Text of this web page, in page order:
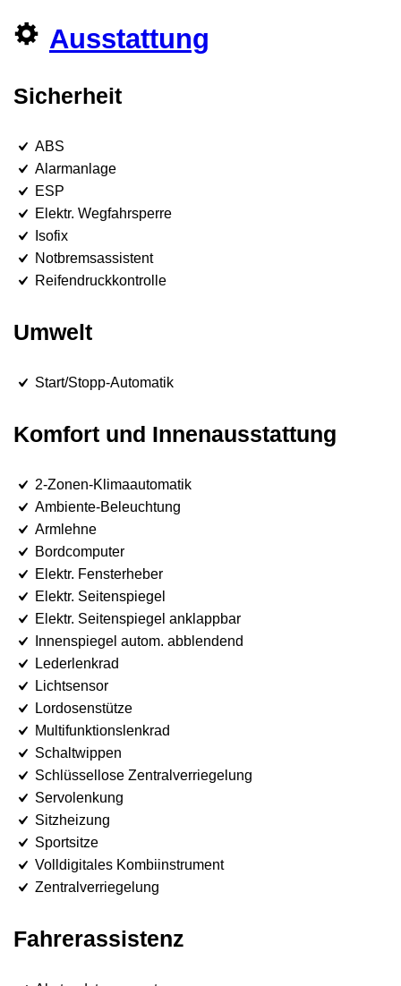
Ausstattung
Sicherheit
ABS
Alarmanlage
ESP
Elektr. Wegfahrsperre
Isofix
Notbremsassistent
Reifendruckkontrolle
Umwelt
Start/Stopp-Automatik
Komfort und Innenausstattung
2-Zonen-Klimaautomatik
Ambiente-Beleuchtung
Armlehne
Bordcomputer
Elektr. Fensterheber
Elektr. Seitenspiegel
Elektr. Seitenspiegel anklappbar
Innenspiegel autom. abblendend
Lederlenkrad
Lichtsensor
Lordosenstütze
Multifunktionslenkrad
Schaltwippen
Schlüssellose Zentralverriegelung
Servolenkung
Sitzheizung
Sportsitze
Volldigitales Kombiinstrument
Zentralverriegelung
Fahrerassistenz